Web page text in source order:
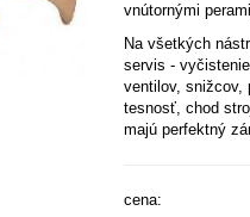
vnútornými
Na všetkých
servis -
ventilov, snižcov,
tesnosť, chod
majú perfektný
cena: